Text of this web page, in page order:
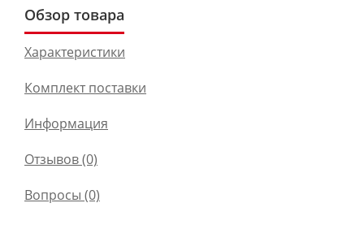
Обзор товара
Характеристики
Комплект поставки
Информация
Отзывов (0)
Вопросы (0)